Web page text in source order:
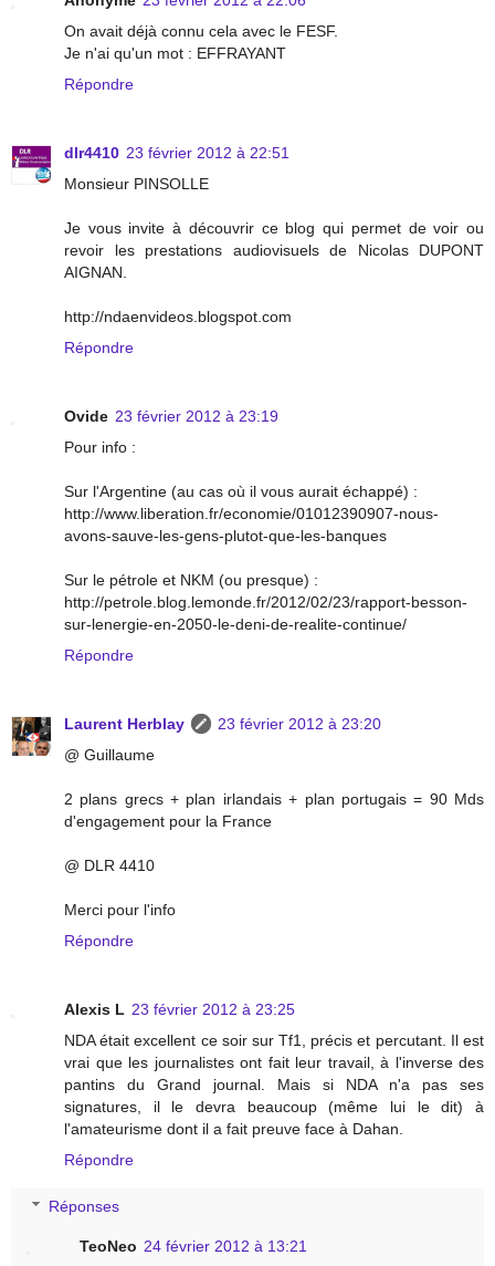
On avait déjà connu cela avec le FESF.
Je n'ai qu'un mot : EFFRAYANT
Répondre
dlr4410 23 février 2012 à 22:51
Monsieur PINSOLLE
Je vous invite à découvrir ce blog qui permet de voir ou
revoir les prestations audiovisuels de Nicolas DUPONT
AIGNAN.
http://ndaenvideos.blogspot.com
Répondre
Ovide 23 février 2012 à 23:19
Pour info :
Sur l'Argentine (au cas où il vous aurait échappé) :
http://www.liberation.fr/economie/01012390907-nous-
avons-sauve-les-gens-plutot-que-les-banques
Sur le pétrole et NKM (ou presque) :
http://petrole.blog.lemonde.fr/2012/02/23/rapport-besson-
sur-lenergie-en-2050-le-deni-de-realite-continue/
Répondre
Laurent Herblay
23 février 2012 à 23:20
@ Guillaume
2 plans grecs + plan irlandais + plan portugais = 90 Mds
d'engagement pour la France
@ DLR 4410
Merci pour l'info
Répondre
Alexis L 23 février 2012 à 23:25
NDA était excellent ce soir sur Tf1, précis et percutant. Il est
vrai que les journalistes ont fait leur travail, à l'inverse des
pantins du Grand journal. Mais si NDA n'a pas ses
signatures, il le devra beaucoup (même lui le dit) à
l'amateurisme dont il a fait preuve face à Dahan.
Répondre
Réponses
TeoNeo 24 février 2012 à 13:21